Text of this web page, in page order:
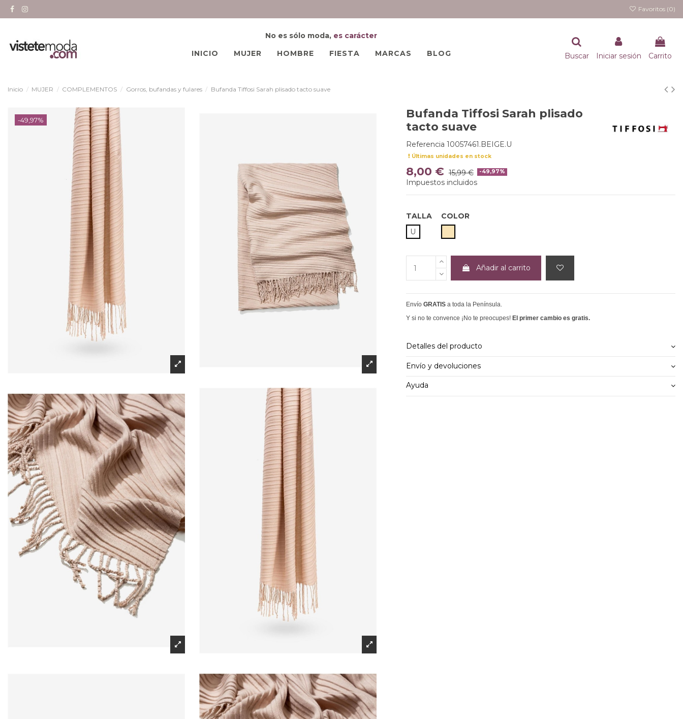
Favoritos (0)
No es sólo moda, es carácter
INICIO
MUJER HOMBRE FIESTA MARCAS BLOG Buscar Iniciar sesión Carrito
Inicio MUJER COMPLEMENTOS Gorros, bufandas y fulares Bufanda Tiffosi Sarah plisado tacto suave
-49,97%
Bufanda Tiffosi Sarah plisado
tacto suave
Referencia 10057461.BEIGE.U
Últimas unidades en stock
8,00 € 15,99 € -49,97%
Impuestos incluidos
TALLA
U
COLOR
Añadir al carrito
Envío GRATIS a toda la Península.
Y si no te convence ¡No te preocupes! El primer cambio es gratis.
Detalles del producto
Envío y devoluciones
Ayuda